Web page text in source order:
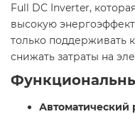
Full DC Inverter,
высокую
только поддерживать
снижать затраты на